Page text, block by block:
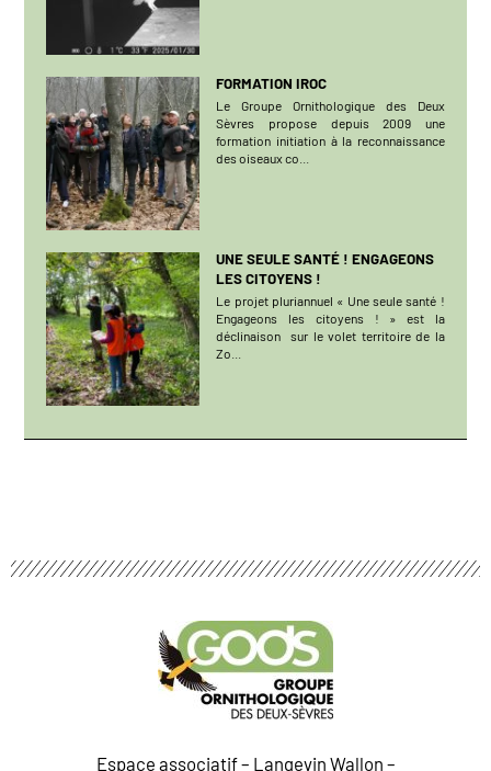
FORMATION IROC
Le Groupe Ornithologique des Deux
Sèvres propose depuis 2009 une
formation initiation à la reconnaissance
des oiseaux co...
UNE SEULE SANTÉ ! ENGAGEONS
LES CITOYENS !
Le projet pluriannuel « Une seule santé !
Engageons les citoyens ! » est la
déclinaison sur le volet territoire de la
Zo...
Espace associatif – Langevin Wallon –